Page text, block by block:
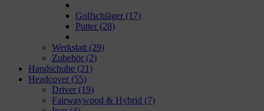
Golfschläger (17)
Putter (28)
Werkstatt (29)
Zubehör (2)
Handschuhe (21)
Headcover (55)
Driver (19)
Fairwaywood & Hybrid (7)